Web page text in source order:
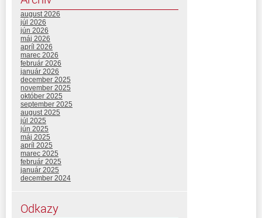
august 2026
júl 2026
jún 2026
máj 2026
apríl 2026
marec 2026
február 2026
január 2026
december 2025
november 2025
október 2025
september 2025
august 2025
júl 2025
jún 2025
máj 2025
apríl 2025
marec 2025
február 2025
január 2025
december 2024
Odkazy